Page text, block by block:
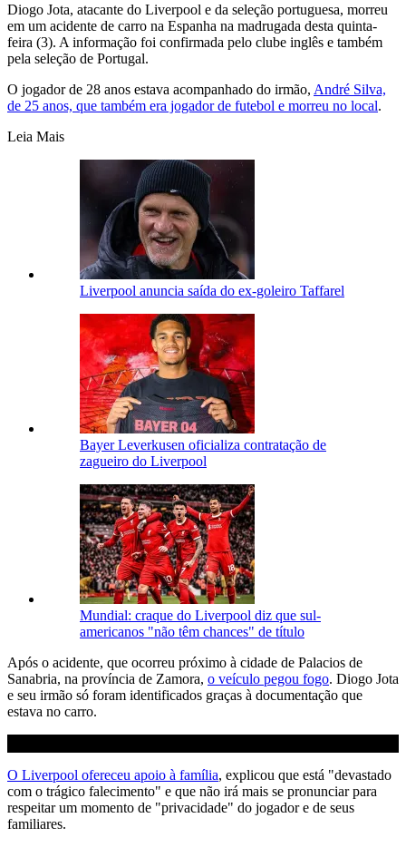
Diogo Jota, atacante do Liverpool e da seleção portuguesa, morreu
em um acidente de carro na Espanha na madrugada desta quinta-
feira (3). A informação foi confirmada pelo clube inglês e também
pela seleção de Portugal.
O jogador de 28 anos estava acompanhado do irmão, André Silva,
de 25 anos, que também era jogador de futebol e morreu no local.
Leia Mais
Liverpool anuncia saída do ex-goleiro Taffarel
Bayer Leverkusen oficializa contratação de
zagueiro do Liverpool
Mundial: craque do Liverpool diz que sul-
americanos "não têm chances" de título
Após o acidente, que ocorreu próximo à cidade de Palacios de
Sanabria, na província de Zamora, o veículo pegou fogo. Diogo Jota
e seu irmão só foram identificados graças à documentação que
estava no carro.
O Liverpool ofereceu apoio à família, explicou que está "devastado
com o trágico falecimento" e que não irá mais se pronunciar para
respeitar um momento de "privacidade" do jogador e de seus
familiares.